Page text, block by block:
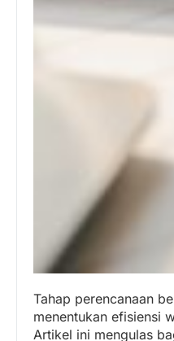
Tahap perencanaan
menentukan efisiensi
Artikel ini mengulas